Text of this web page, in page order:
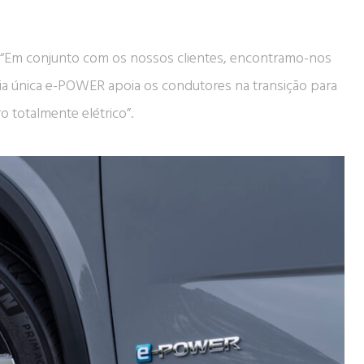
conjunto com os nossos clientes, encontramo-nos
e-POWER apoia os condutores na transição para
totalmente elétrico”.